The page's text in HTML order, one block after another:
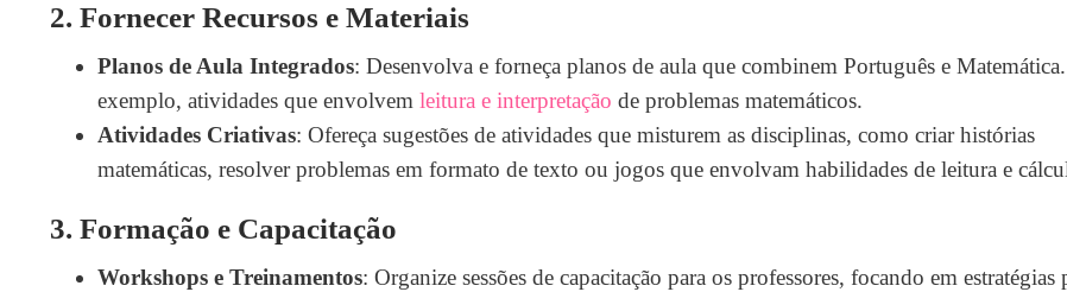
2. Fornecer Recursos e Materiais
Planos de Aula Integrados: Desenvolva e forneça planos de aula que combinem Português e
exemplo, atividades que envolvem leitura e interpretação de problemas matemáticos.
Atividades Criativas: Ofereça sugestões de atividades que misturem as disciplinas, como criar histórias
matemáticas, resolver problemas em formato de texto ou jogos que envolvam habilidades de leitura e
3. Formação e Capacitação
Workshops e Treinamentos: Organize sessões de capacitação para os professores, focando em estratégias